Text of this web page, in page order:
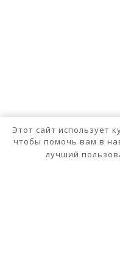
Этот сайт использует
чтобы помочь вам в
лучший